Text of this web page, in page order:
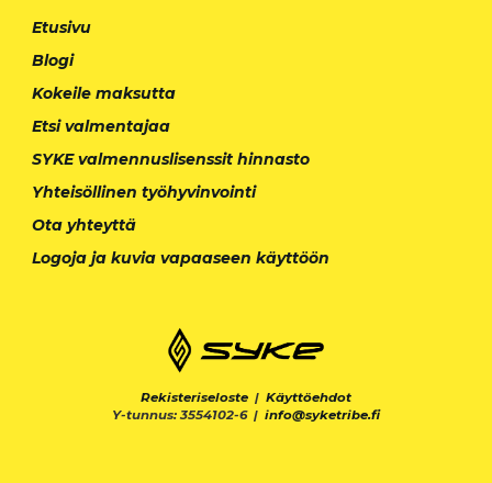
Etusivu
Blogi
Kokeile maksutta
Etsi valmentajaa
SYKE valmennuslisenssit hinnasto
Yhteisöllinen työhyvinvointi
Ota yhteyttä
Logoja ja kuvia vapaaseen käyttöön
Rekisteriseloste | Käyttöehdot
Y-tunnus: 3554102-6 | info@syketribe.fi